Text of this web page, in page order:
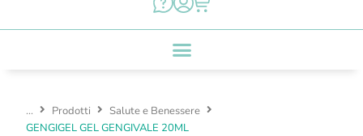
... Prodotti
Salute e Benessere
GENGIGEL GEL GENGIVALE 20ML